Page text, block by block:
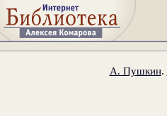
А. Пушкин.